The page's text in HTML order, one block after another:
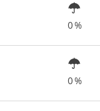
0 %
0 %